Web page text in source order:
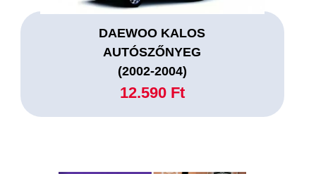
DAEWOO KALOS
AUTÓSZŐNYEG
(2002-2004)
12.590 Ft